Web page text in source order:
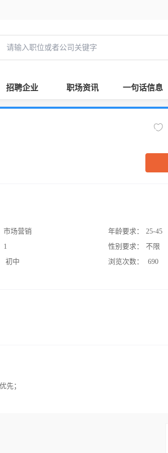
招聘企业 职场资讯 一句话信息
市场营销
1
初中
年龄要求：
25-45
性别要求：
不限
浏览次数：
690
先；